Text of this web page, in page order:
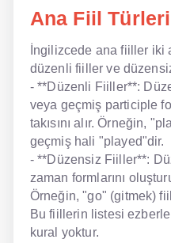
Ana Fiil Türleri
İngilizcede ana fiiller iki
düzenli fiiller ve
- **Düzenli Fiiller**:
veya geçmiş participle
takısını alır. Örneğin,
geçmiş hali "played"dir.
- **Düzensiz Fiiller**:
zaman formlarını
Örneğin, "go" (gitmek)
Bu fiillerin listesi
kural yoktur.